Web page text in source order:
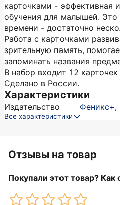
карточками - эффективная
обучения для малышей. Это
времени - достаточно
Работа с карточками
зрительную память,
запоминать названия
В набор входит 12
Сделано в России.
Характеристики
Издательство Феникс+,
Все характеристики
Отзывы на товар
Покупали этот товар? Как